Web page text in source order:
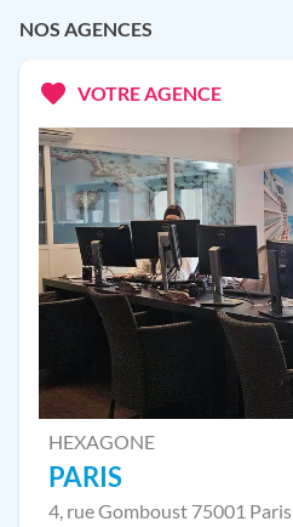
NOS AGENCES
VOTRE AGENCE
HEXAGONE
PARIS
4, rue Gomboust 75001 Paris